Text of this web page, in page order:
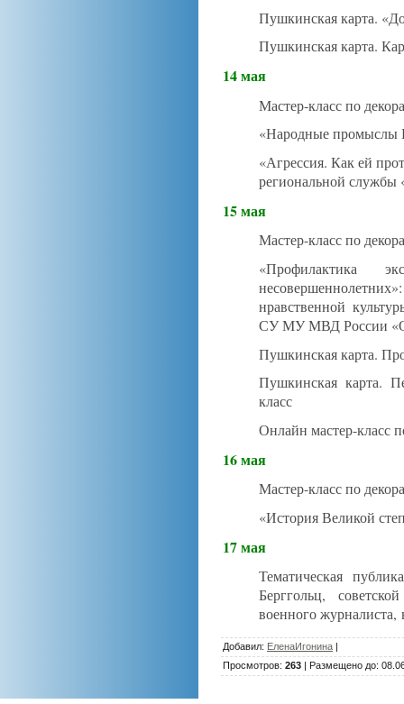
Пушкинская карта.
Пушкинская карта.
14 мая
Мастер-класс по
«Народные промыслы
«Агрессия. Как ей
региональной службы
15 мая
Мастер-класс по
«Профилактика
нравственной
СУ МУ МВД России
Пушкинская карта.
Пушкинская карта.
класс
Онлайн мастер-класс
16 мая
Мастер-класс по
«История Великой
17 мая
Тематическая
Берггольц,
военного
Добавил: ЕленаИгонина |
Просмотров: 263 | Размещено до: